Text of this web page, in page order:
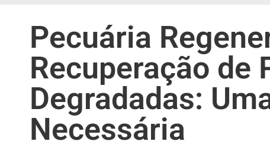
Pecuária
Recuperação de
Degradadas:
Necessária